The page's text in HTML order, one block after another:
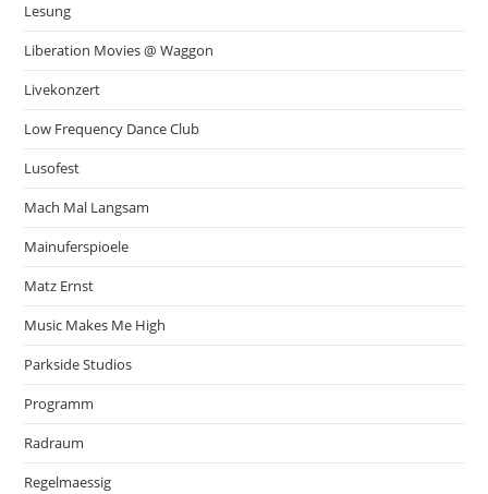
Lesung
Liberation Movies @ Waggon
Livekonzert
Low Frequency Dance Club
Lusofest
Mach Mal Langsam
Mainuferspioele
Matz Ernst
Music Makes Me High
Parkside Studios
Programm
Radraum
Regelmaessig